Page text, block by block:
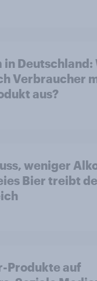
in Deutschland:
Verbraucher
aus?
weniger
Bier treibt
Produkte auf